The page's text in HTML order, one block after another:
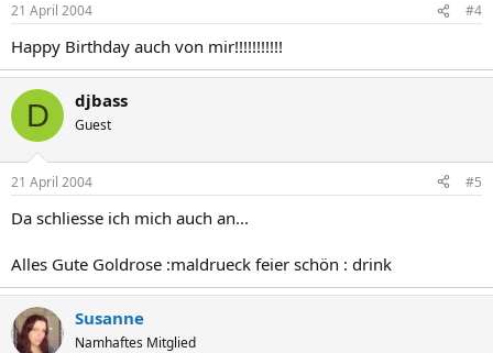
21 April 2004 #4
Happy Birthday auch von mir!!!!!!!!!!!
D djbass
Guest
21 April 2004 #5
Da schliesse ich mich auch an...
Alles Gute Goldrose :maldrueck feier schön : drink
Susanne
Namhaftes Mitglied